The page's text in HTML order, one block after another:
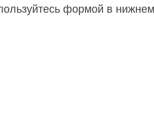
формой в